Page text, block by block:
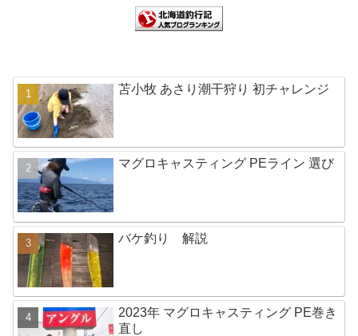
苫小牧 あさり潮干狩り 初チャレンジ
マグロキャスティング PEライン 選び
バケ釣り 解説
2023年 マグロキャスティング PE巻き
直し